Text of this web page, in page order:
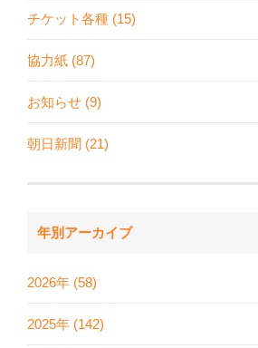
チケット各種 (15)
協力紙 (87)
お知らせ (9)
朝日新聞 (21)
年別アーカイブ
2026年 (58)
2025年 (142)